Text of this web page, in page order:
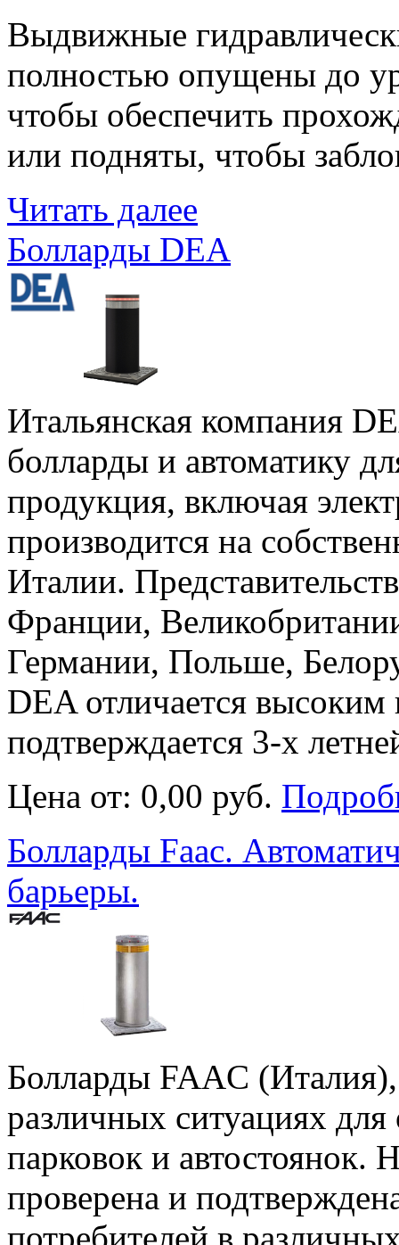
Выдвижные
полностью опущены до
чтобы обеспечить
или подняты, чтобы
Читать далее
Болларды DEA
Итальянская компания
болларды и автоматику
продукция, включая
производится на
Италии.
Франции,
Германии, Польше,
DEA отличается
подтверждается 3-х
Цена от: 0,00 руб.
Болларды Faac.
барьеры.
Болларды FAAC
различных ситуациях
парковок и
проверена и
потребителей в